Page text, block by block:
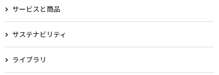
サービスと商品
サステナビリティ
ライブラリ